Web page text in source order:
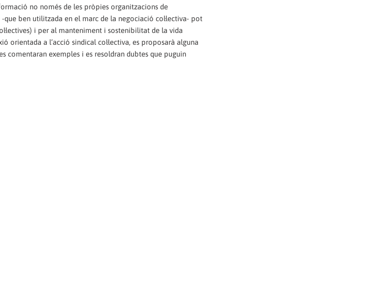
no només de les pròpies organitzacions de
que ben utilitzada en el marc de la negociació col·lectiva- pot
i per al manteniment i sostenibilitat de la vida
orientada a l’acció sindical col·lectiva, es proposarà alguna
comentaran exemples i es resoldran dubtes que puguin